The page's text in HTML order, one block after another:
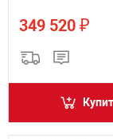
349 520 ₽